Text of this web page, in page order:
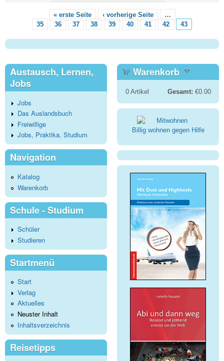
Seiten
« erste Seite ‹ vorherige Seite
…
35
36 37 38 39 40 41 42 43
Austausch, Lernen,
Jobs
Jobs
Das Auslandsbuch
Freiwillige
Jobs, Praktika, Studium
Navigation
Katalog
Warenkorb
Schule - Studium
Schüler
Studieren
Startmenü
Start
Verlag
Aktuelles
Neuster Inhalt
Inhaltsverzeichnis
Reisetipps
Warenkorb
0Artikel Gesamt: €0.00
Billig wohnen gegen Hilfe